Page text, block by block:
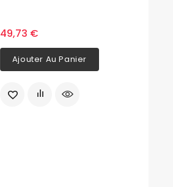
49,73 €
Ajouter Au Panier